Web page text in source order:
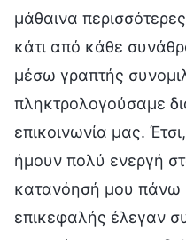
μάθαινα
κάτι από κάθε
μέσω γραπτής
πληκτρολογούσαμε
επικοινωνία μας.
ήμουν πολύ ενεργή
κατανόησή μου πάνω
επικεφαλής έλεγαν